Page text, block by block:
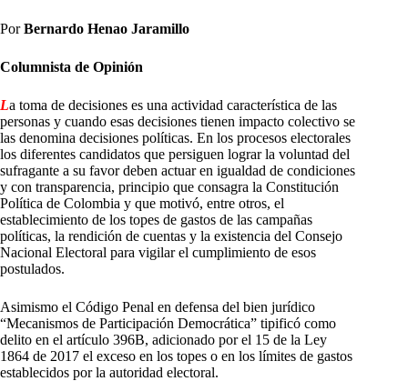
PorBernardo Henao Jaramillo
Columnista de Opinión
La toma de decisiones es una actividad característica de las
personas y cuando esas decisiones tienen impacto colectivo se
las denomina decisiones políticas. En los procesos electorales
los diferentes candidatos que persiguen lograr la voluntad del
sufragante a su favor deben actuar en igualdad de condiciones
y con transparencia, principio que consagra la Constitución
Política de Colombia y que motivó, entre otros, el
establecimiento de los topes de gastos de las campañas
políticas, la rendición de cuentas y la existencia del Consejo
Nacional Electoral para vigilar el cumplimiento de esos
postulados.
Asimismo el Código Penal en defensa del bien jurídico
“Mecanismos de Participación Democrática” tipificó como
delito en el artículo 396B, adicionado por el 15 de la Ley
1864 de 2017 el exceso en los topes o en los límites de gastos
establecidos por la autoridad electoral.